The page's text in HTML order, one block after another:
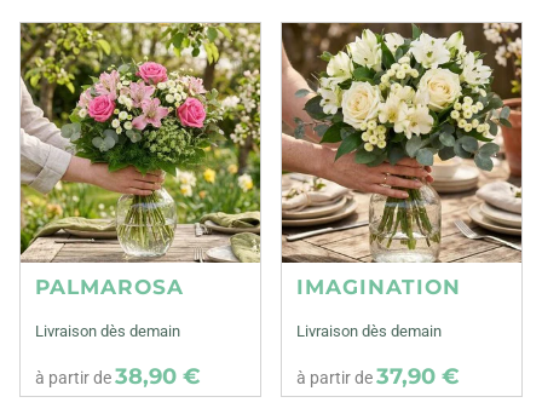
PALMAROSA
Livraison dès demain
à partir de38,90 €
IMAGINATION
Livraison dès demain
à partir de37,90 €